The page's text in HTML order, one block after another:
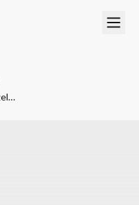
Departamento en pre venta en Angelopolis, Basaltica, Puebla.